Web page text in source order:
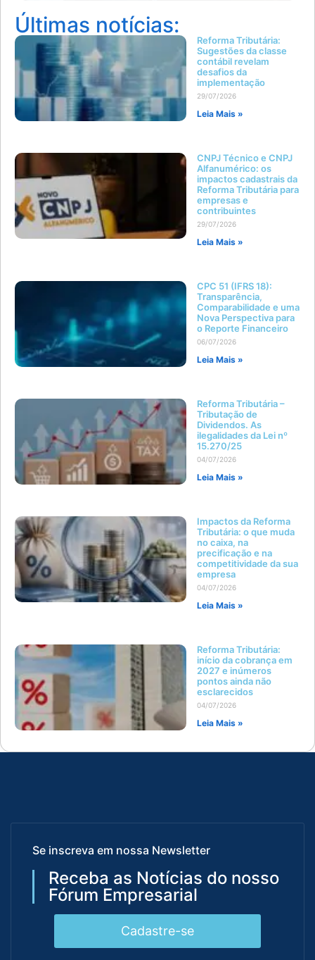
Últimas notícias:
Reforma Tributária:
Sugestões da classe
contábil revelam
desafios da
implementação
29/07/2026
Leia Mais »
CNPJ Técnico e CNPJ
Alfanumérico: os
impactos cadastrais da
Reforma Tributária para
empresas e
contribuintes
29/07/2026
Leia Mais »
CPC 51 (IFRS 18):
Transparência,
Comparabilidade e uma
Nova Perspectiva para
o Reporte Financeiro
06/07/2026
Leia Mais »
Reforma Tributária –
Tributação de
Dividendos. As
ilegalidades da Lei nº
15.270/25
04/07/2026
Leia Mais »
Impactos da Reforma
Tributária: o que muda
no caixa, na
precificação e na
competitividade da sua
empresa
04/07/2026
Leia Mais »
Reforma Tributária:
início da cobrança em
2027 e inúmeros
pontos ainda não
esclarecidos
04/07/2026
Leia Mais »
Se inscreva em nossa Newsletter
Receba as Notícias do nosso
Fórum Empresarial
Cadastre-se